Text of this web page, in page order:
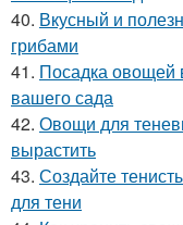
40. Вкусный и
грибами
41. Посадка овощей
вашего сада
42. Овощи для
вырастить
43. Создайте
для тени